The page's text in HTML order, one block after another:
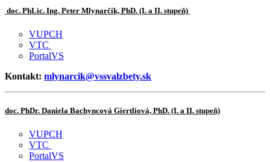
doc. PhLic. Ing. Peter Mlynarčík, PhD. (I. a II. stupeň)
VUPCH
VTC
PortalVS
Kontakt: mlynarcik@vssvalzbety.sk
doc. PhDr. Daniela Bachyncová Giertliová, PhD. (I. a II. stupeň)
VUPCH
VTC
PortalVS